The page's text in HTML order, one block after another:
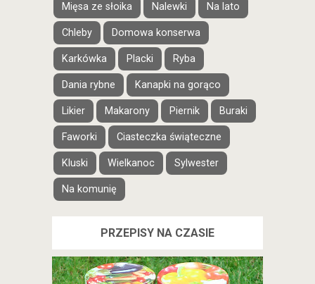
Mięsa ze słoika Nalewki Na lato
Chleby Domowa konserwa
Karkówka Placki Ryba
Dania rybne Kanapki na gorąco
Likier Makarony Piernik Buraki
Faworki Ciasteczka świąteczne
Kluski Wielkanoc Sylwester
Na komunię
PRZEPISY NA CZASIE